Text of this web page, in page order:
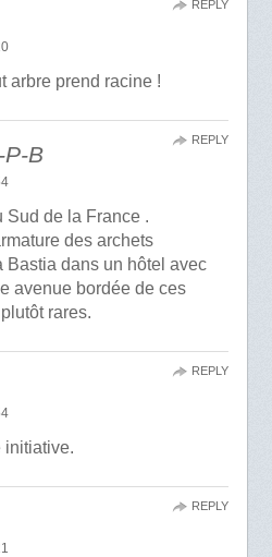
arbre prend racine !
REPLY
P-B
Sud de la France .
des archets
Bastia dans un hôtel avec
avenue bordée de ces
rares.
REPLY
initiative.
REPLY
REPLY